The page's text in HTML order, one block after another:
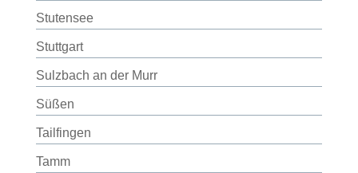
Stutensee
Stuttgart
Sulzbach an der Murr
Süßen
Tailfingen
Tamm